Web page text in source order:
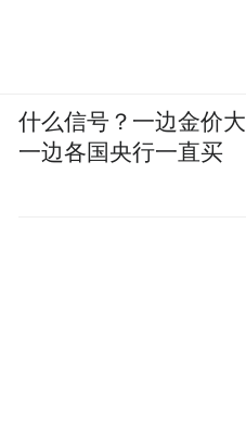
什么信号？一边金价大
一边各国央行一直买